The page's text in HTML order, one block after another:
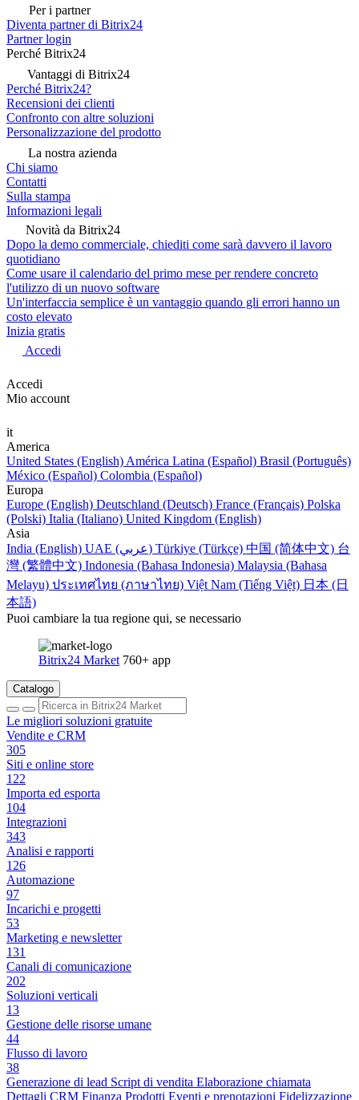
Per i partner
Diventa partner di Bitrix24
Partner login
Perché Bitrix24
Vantaggi di Bitrix24
Perché Bitrix24?
Recensioni dei clienti
Confronto con altre soluzioni
Personalizzazione del prodotto
La nostra azienda
Chi siamo
Contatti
Sulla stampa
Informazioni legali
Novità da Bitrix24
Dopo la demo commerciale, chiediti come sarà davvero il lavoro
quotidiano
Come usare il calendario del primo mese per rendere concreto
l'utilizzo di un nuovo software
Un'interfaccia semplice è un vantaggio quando gli errori hanno un
costo elevato
Inizia gratis
Accedi
Accedi
Mio account
it
America
United States (English) América Latina (Español) Brasil (Português)
México (Español) Colombia (Español)
Europa
Europe (English) Deutschland (Deutsch) France (Français) Polska
(Polski) Italia (Italiano) United Kingdom (English)
Asia
India (English)
UAE (عربي) Türkiye (Türkçe) 中国 (简体中文) 台
灣 (繁體中文) Indonesia (Bahasa Indonesia) Malaysia (Bahasa
Melayu) ประเทศไทย (ภาษาไทย) Việt Nam (Tiếng Việt) 日本 (日
本語)
Puoi cambiare la tua regione qui, se necessario
Bitrix24 Market 760+ app
Catalogo
Le migliori soluzioni gratuite
Vendite e CRM
305
Siti e online store
122
Importa ed esporta
104
Integrazioni
343
Analisi e rapporti
126
Automazione
97
Incarichi e progetti
53
Marketing e newsletter
131
Canali di comunicazione
202
Soluzioni verticali
13
Gestione delle risorse umane
44
Flusso di lavoro
38
Generazione di lead Script di vendita Elaborazione chiamata
Dettagli CRM Finanza Prodotti Eventi e prenotazioni Fidelizzazione